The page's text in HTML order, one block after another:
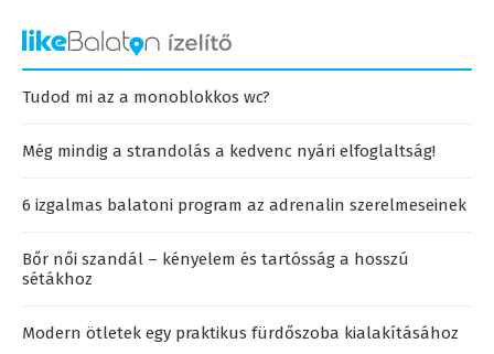
Tudod mi az a monoblokkos wc?
Még mindig a strandolás a kedvenc nyári elfoglaltság!
6 izgalmas balatoni program az adrenalin szerelmeseinek
Bőr női szandál – kényelem és tartósság a hosszú
sétákhoz
Modern ötletek egy praktikus fürdőszoba kialakításához